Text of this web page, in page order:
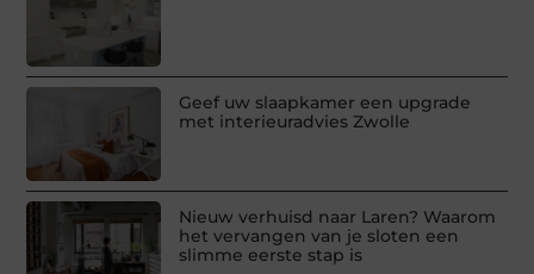
Geef uw slaapkamer een upgrade
met interieuradvies Zwolle
Nieuw verhuisd naar Laren? Waarom
het vervangen van je sloten een
slimme eerste stap is